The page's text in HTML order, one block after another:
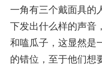
一角有三个戴面具的
下发出什么样的声音
和嗑瓜子，这显然是
的错位，至于他们想